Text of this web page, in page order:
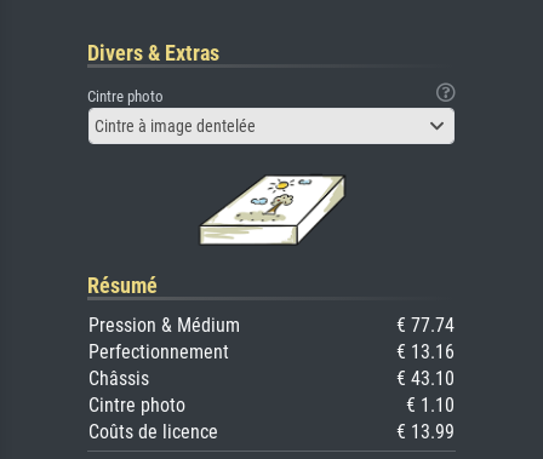
Divers & Extras
Cintre photo
Cintre à image dentelée
Résumé
Pression & Médium
€ 77.74
Perfectionnement
€ 13.16
Châssis
€ 43.10
Cintre photo
€ 1.10
Coûts de licence
€ 13.99